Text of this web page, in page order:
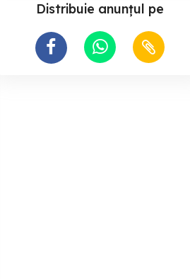
Distribuie anunțul pe